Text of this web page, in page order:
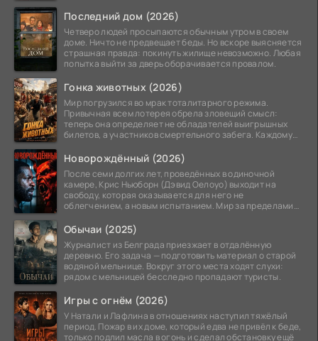
Последний дом (2026)
Четверо людей просыпаются обычным утром в своем
доме. Ничто не предвещает беды. Но вскоре выясняется
страшная правда: покинуть жилище невозможно. Любая
попытка выйти за дверь оборачивается провалом.
Гонка животных (2026)
Мир погрузился во мрак тоталитарного режима.
Привычная всем лотерея обрела зловещий смысл:
теперь она определяет не обладателей выигрышных
билетов, а участников смертельного забега. Каждому
Новорождённый (2026)
После семи долгих лет, проведённых в одиночной
камере, Крис Ньюборн (Дэвид Оелоуо) выходит на
свободу, которая оказывается для него не
облегчением, а новым испытанием. Мир за пределами
Обычаи (2025)
Журналист из Белграда приезжает в отдалённую
деревню. Его задача — подготовить материал о старой
водяной мельнице. Вокруг этого места ходят слухи:
рядом с мельницей бесследно пропадают туристы.
Игры с огнём (2026)
У Натали и Лафлина в отношениях наступил тяжёлый
период. Пожар в их доме, который едва не привёл к беде,
только подлил масла в огонь и сделал обстановку ещё